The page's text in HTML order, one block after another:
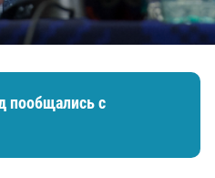
пообщались с